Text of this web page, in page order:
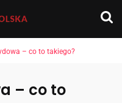
– co to takiego?
– co to